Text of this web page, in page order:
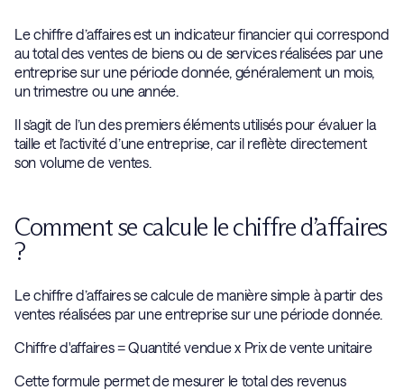
Le chiffre d’affaires est un indicateur financier qui correspond
au total des ventes de biens ou de services réalisées par une
entreprise sur une période donnée, généralement un mois,
un trimestre ou une année.
Il s’agit de l’un des premiers éléments utilisés pour évaluer la
taille et l’activité d’une entreprise, car il reflète directement
son volume de ventes.
Comment se calcule le chiffre d’affaires
?
Le chiffre d’affaires se calcule de manière simple à partir des
ventes réalisées par une entreprise sur une période donnée.
Chiffre d'affaires = Quantité vendue x Prix de vente unitaire
Cette formule permet de mesurer le total des revenus